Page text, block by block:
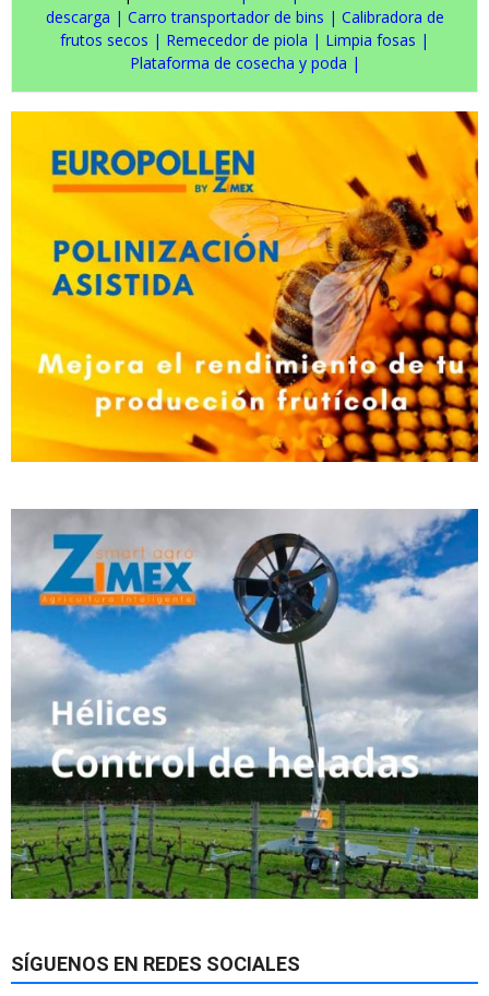
descarga | Carro transportador de bins | Calibradora de
frutos secos | Remecedor de piola | Limpia fosas |
Plataforma de cosecha y poda |
SÍGUENOS EN REDES SOCIALES